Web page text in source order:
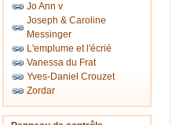
Jo Ann v
Joseph & Caroline
Messinger
L'emplume et l'écrié
Vanessa du Frat
Yves-Daniel Crouzet
Zordar